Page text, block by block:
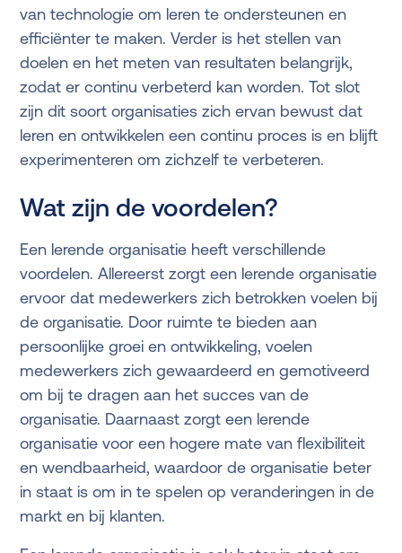
van technologie om leren te ondersteunen en
efficiënter te maken. Verder is het stellen van
doelen en het meten van resultaten belangrijk,
zodat er continu verbeterd kan worden. Tot slot
zijn dit soort organisaties zich ervan bewust dat
leren en ontwikkelen een continu proces is en blijft
experimenteren om zichzelf te verbeteren.
Wat zijn de voordelen?
Een lerende organisatie heeft verschillende
voordelen. Allereerst zorgt een lerende organisatie
ervoor dat medewerkers zich betrokken voelen bij
de organisatie. Door ruimte te bieden aan
persoonlijke groei en ontwikkeling, voelen
medewerkers zich gewaardeerd en gemotiveerd
om bij te dragen aan het succes van de
organisatie. Daarnaast zorgt een lerende
organisatie voor een hogere mate van flexibiliteit
en wendbaarheid, waardoor de organisatie beter
in staat is om in te spelen op veranderingen in de
markt en bij klanten.